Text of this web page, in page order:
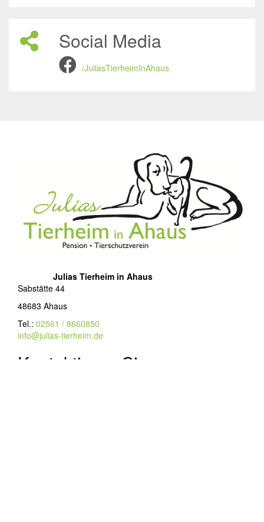
Social Media
/JuliasTierheimInAhaus
Julias Tierheim in Ahaus
Sabstätte 44
48683 Ahaus
Tel.: 02561 / 8660850
info@julias-tierheim.de
Kontaktieren Sie uns